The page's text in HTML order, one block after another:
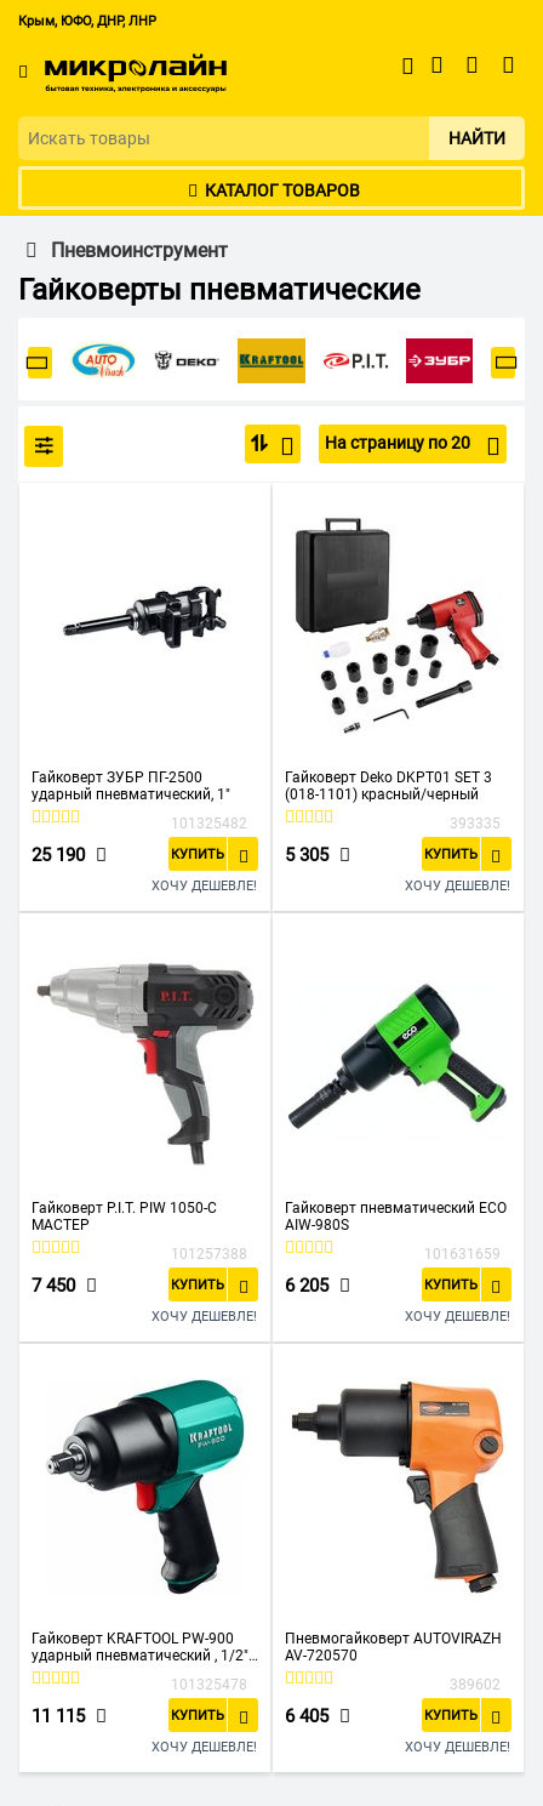
Крым, ЮФО, ДНР, ЛНР
НАЙТИ
КАТАЛОГ ТОВАРОВ
Пневмоинструмент
Гайковерты пневматические
На страницу по 20
Гайковерт ЗУБР ПГ-2500
ударный пневматический, 1"
101325482
25 190 КУПИТЬ
ХОЧУ ДЕШЕВЛЕ!
Гайковерт Deko DKPT01 SET 3
(018-1101) красный/черный
393335
5 305 КУПИТЬ
ХОЧУ ДЕШЕВЛЕ!
Гайковерт P.I.T. PIW 1050-С
МАСТЕР
101257388
7 450 КУПИТЬ
ХОЧУ ДЕШЕВЛЕ!
Гайковерт пневматический ECO
AIW-980S
101631659
6 205 КУПИТЬ
ХОЧУ ДЕШЕВЛЕ!
Гайковерт KRAFTOOL PW-900
ударный пневматический , 1/2"
64210
101325478
11 115 КУПИТЬ
ХОЧУ ДЕШЕВЛЕ!
Пневмогайковерт AUTOVIRAZH
AV-720570
389602
6 405 КУПИТЬ
ХОЧУ ДЕШЕВЛЕ!